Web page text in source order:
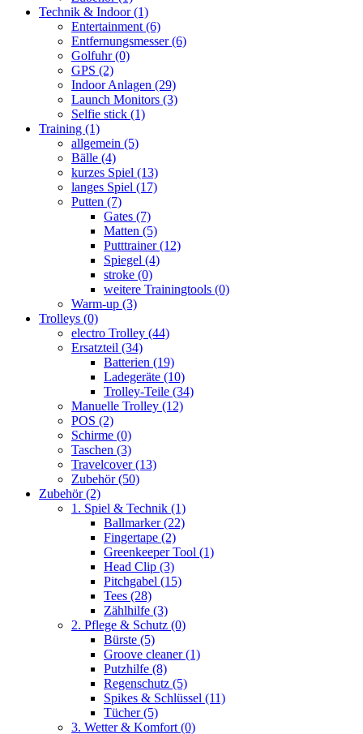
Technik & Indoor(1)
Entertainment (6)
Entfernungsmesser(6)
Golfuhr(0)
GPS (2)
Indoor Anlagen (29)
Launch Monitors (3)
Selfie stick (1)
Training (1)
allgemein (5)
Bälle (4)
kurzes Spiel (13)
langes Spiel (17)
Putten (7)
Gates (7)
Matten (5)
Putttrainer(12)
Spiegel (4)
stroke (0)
weitere Trainingtools (0)
Warm-up (3)
Trolleys (0)
electro Trolley (44)
Ersatzteil (34)
Batterien (19)
Ladegeräte (10)
Trolley-Teile (34)
Manuelle Trolley (12)
POS (2)
Schirme (0)
Taschen (3)
Travelcover(13)
Zubehör(50)
Zubehör(2)
1. Spiel & Technik (1)
Ballmarker(22)
Fingertape (2)
Greenkeeper Tool (1)
Head Clip (3)
Pitchgabel (15)
Tees (28)
Zählhilfe (3)
2. Pflege & Schutz (0)
Bürste (5)
Groove cleaner(1)
Putzhilfe (8)
Regenschutz (5)
Spikes & Schlüssel (11)
Tücher(5)
3. Wetter & Komfort (0)